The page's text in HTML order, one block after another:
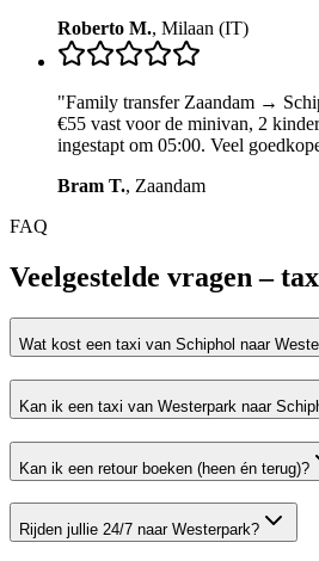
Roberto M., Milaan (IT)
"Family transfer Zaandam →
€55 vast voor de minivan, 2
ingestapt om 05:00. Veel
Bram T., Zaandam
FAQ
Veelgestelde vragen –
Wat kost een taxi van Schiphol naar
Kan ik een taxi van Westerpark naar
Kan ik een retour boeken (heen én terug)?
Rijden jullie 24/7 naar Westerpark?